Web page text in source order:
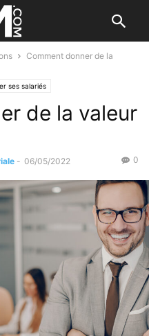
Comment donner de la
ses salariés
de la valeur
- 06/05/2022 0